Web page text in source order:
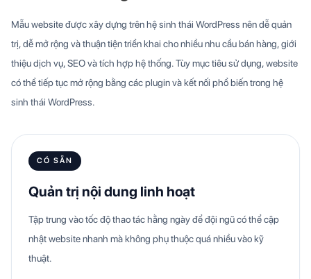
Mẫu website được xây dựng trên hệ sinh thái WordPress nên dễ quản
trị, dễ mở rộng và thuận tiện triển khai cho nhiều nhu cầu bán hàng, giới
thiệu dịch vụ, SEO và tích hợp hệ thống. Tùy mục tiêu sử dụng, website
có thể tiếp tục mở rộng bằng các plugin và kết nối phổ biến trong hệ
sinh thái WordPress.
CÓ SẴN
Quản trị nội dung linh hoạt
Tập trung vào tốc độ thao tác hằng ngày để đội ngũ có thể cập
nhật website nhanh mà không phụ thuộc quá nhiều vào kỹ
thuật.